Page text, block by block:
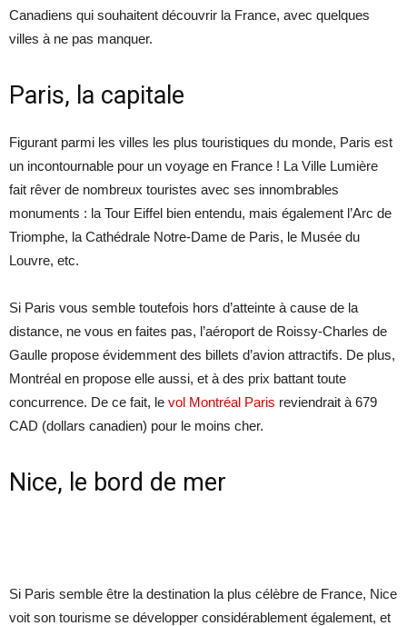
Canadiens qui souhaitent découvrir la France, avec quelques
villes à ne pas manquer.
Paris, la capitale
Figurant parmi les villes les plus touristiques du monde, Paris est
un incontournable pour un voyage en France ! La Ville Lumière
fait rêver de nombreux touristes avec ses innombrables
monuments : la Tour Eiffel bien entendu, mais également l’Arc de
Triomphe, la Cathédrale Notre-Dame de Paris, le Musée du
Louvre, etc.
Si Paris vous semble toutefois hors d’atteinte à cause de la
distance, ne vous en faites pas, l’aéroport de Roissy-Charles de
Gaulle propose évidemment des billets d’avion attractifs. De plus,
Montréal en propose elle aussi, et à des prix battant toute
concurrence. De ce fait, le vol Montréal Paris reviendrait à 679
CAD (dollars canadien) pour le moins cher.
Nice, le bord de mer
Si Paris semble être la destination la plus célèbre de France, Nice
voit son tourisme se développer considérablement également, et